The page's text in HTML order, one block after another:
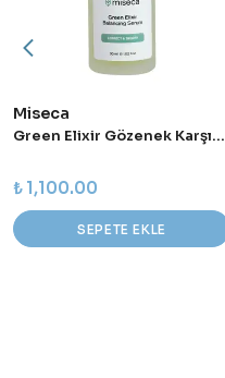
Miseca
Green Elixir Gözenek Karşıtı ve Dengeleyici Niacinamide Serum 30 ml
₺ 1,100.00
SEPETE EKLE